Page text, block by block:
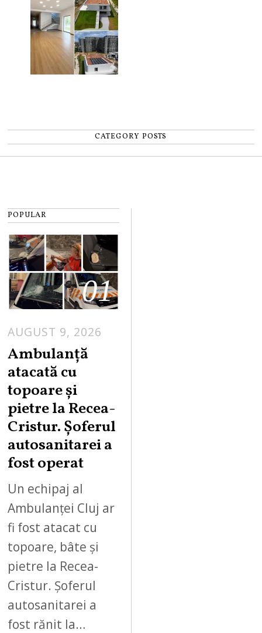
CATEGORY POSTS
POPULAR
01
AUGUST 9, 2026
Ambulanță
atacată cu
topoare și
pietre la Recea-
Cristur. Șoferul
autosanitarei a
fost operat
Un echipaj al
Ambulanței Cluj ar
fi fost atacat cu
topoare, bâte și
pietre la Recea-
Cristur. Șoferul
autosanitarei a
fost rănit la…